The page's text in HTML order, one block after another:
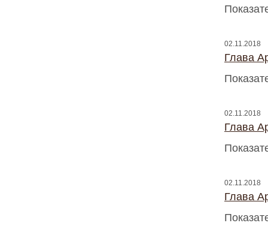
02.11.2018
Глава
02.11.2018
Глава
02.11.2018
Глава